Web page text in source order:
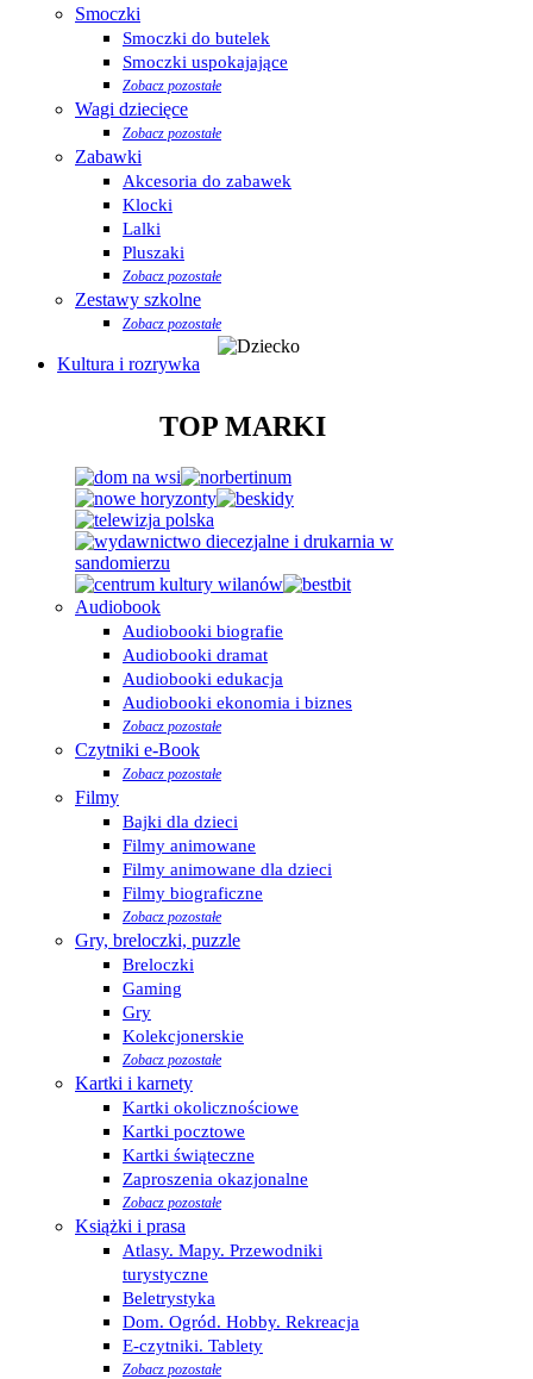
Smoczki
Smoczki do butelek
Smoczki uspokajające
Zobacz pozostałe
Wagi dziecięce
Zobacz pozostałe
Zabawki
Akcesoria do zabawek
Klocki
Lalki
Pluszaki
Zobacz pozostałe
Zestawy szkolne
Zobacz pozostałe
Kultura i rozrywka
TOP MARKI
Audiobook
Audiobooki biografie
Audiobooki dramat
Audiobooki edukacja
Audiobooki ekonomia i biznes
Zobacz pozostałe
Czytniki e-Book
Zobacz pozostałe
Filmy
Bajki dla dzieci
Filmy animowane
Filmy animowane dla dzieci
Filmy biograficzne
Zobacz pozostałe
Gry, breloczki, puzzle
Breloczki
Gaming
Gry
Kolekcjonerskie
Zobacz pozostałe
Kartki i karnety
Kartki okolicznościowe
Kartki pocztowe
Kartki świąteczne
Zaproszenia okazjonalne
Zobacz pozostałe
Książki i prasa
Atlasy. Mapy. Przewodniki
turystyczne
Beletrystyka
Dom. Ogród. Hobby. Rekreacja
E-czytniki. Tablety
Zobacz pozostałe